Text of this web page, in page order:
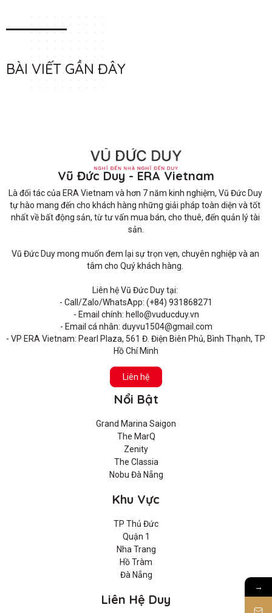
BÀI VIẾT GẦN ĐÂY
Vũ Đức Duy - ERA Vietnam
Là đối tác của ERA Vietnam và hơn 7 năm kinh nghiệm, Vũ Đức Duy
tự hào mang đến cho khách hàng những giải pháp toàn diện và tốt
nhất về bất động sản, từ tư vấn mua bán, cho thuê, đến quản lý tài
sản.
Vũ Đức Duy mong muốn đem lại sự trọn vẹn, chuyên nghiệp và an
tâm cho Quý khách hàng.
Liên hệ Vũ Đức Duy tại:
- Call/Zalo/WhatsApp: (+84) 931868271
- Email chính: hello@vuducduy.vn
- Email cá nhân: duyvu1504@gmail.com
- VP ERA Vietnam: Pearl Plaza, 561 Đ. Điện Biên Phủ, Bình Thạnh, TP
Hồ Chí Minh
Liên hệ
Nổi Bật
Grand Marina Saigon
The MarQ
Zenity
The Classia
Nobu Đà Nẵng
Khu Vực
TP Thủ Đức
Quận 1
Nha Trang
Hồ Tràm
Đà Nẵng
Liên Hệ Duy
→